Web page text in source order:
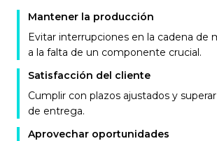
Mantener la producción
Evitar interrupciones en la cadena de
a la falta de un componente crucial.
Satisfacción del cliente
Cumplir con plazos ajustados y
de entrega.
Aprovechar oportunidades